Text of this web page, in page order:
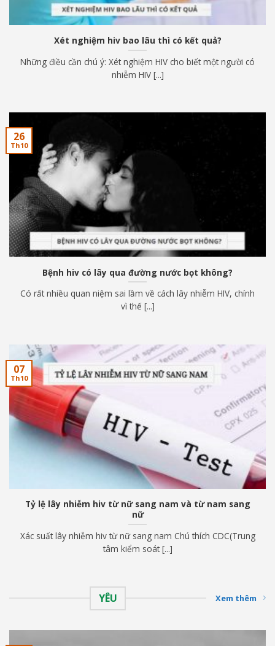
Xét nghiệm hiv bao lâu thì có kết quả?
Những điều cần chú ý: Xét nghiệm HIV cho biết một người có
nhiễm HIV [...]
Bệnh hiv có lây qua đường nước bọt không?
Có rất nhiều quan niệm sai lầm về cách lây nhiễm HIV, chính
vì thế [...]
26
Th10
Tỷ lệ lây nhiễm hiv từ nữ sang nam và từ nam sang
nữ
Xác suất lây nhiễm hiv từ nữ sang nam Chú thích CDC(Trung
tâm kiểm soát [...]
07
Th10
YÊU Xem thêm